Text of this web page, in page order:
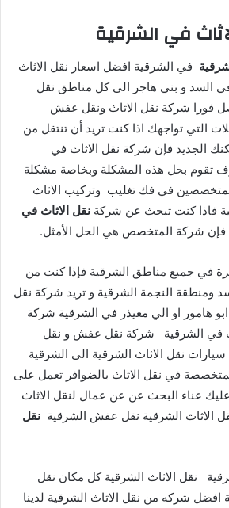
في الشرقية
في الشرقية افضل اسعار نقل الاثاث
السد و بني هاجر الى كل مناطق نقل
فورا شركة نقل الاثاث ونقل عفش
التي تواجهك اذا كنت تريد أن تنتقل من
الجديد فإن شركة نقل الاثاث في
تقوم بحل هذه المشكلة وبخاصة مشكلة
المتخصصين في فك تغليب وتركيب الاثاث
فاذا كنت تبحث عن شركة نقل الاثاث في
فإن شركة المتخصص هي الحل الأمثل.
في جميع مناطق الشرقية فإذا كنت من
ومنطقة النجمة الشرقية و تريد شركة نقل
هامور او الي معيذر في الشرقية شركة
في الشرقية شركة نقل عفش و نقل
سيارات نقل الاثاث الشرقية الى الشرقية
في نقل الاثاث بالضوافر تعمل على
عليك عناء البحث عن عن عمال لنقل الاثاث
الاثاث الشرقية نقل عفش الشرقية نقل
نقل الاثاث الشرقية كل مكان نقل
افضل شركه من نقل الاثاث الشرقية لدينا